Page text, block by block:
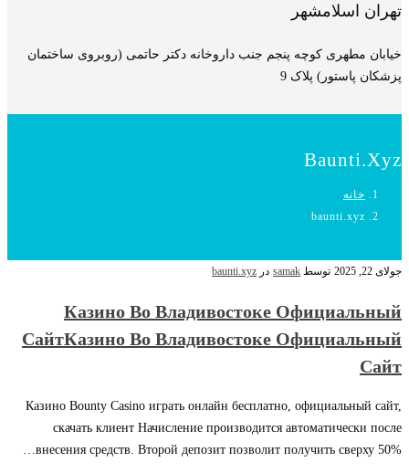
تهران اسلامشهر
خیابان مطهری کوچه پنجم جنب داروخانه دکتر حاتمی (روبروی ساختمان
پزشکان پاستور) پلاک 9
Baunti.xyz
خانه
baunti.xyz
جولای 22, 2025 توسط samak در baunti.xyz
Казино Во Владивостоке Официальный
СайтКазино Во Владивостоке Официальный
Сайт
Казино Bounty Casino играть онлайн бесплатно, официальный сайт,
скачать клиент Начисление производится автоматически после
внесения средств. Второй депозит позволит получить сверху 50%…